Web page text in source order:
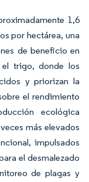
1,6
por hectárea, una
de beneficio en
trigo, donde los
y priorizan la
el rendimiento
ecológica
más elevados
impulsados
el desmalezado
de plagas y